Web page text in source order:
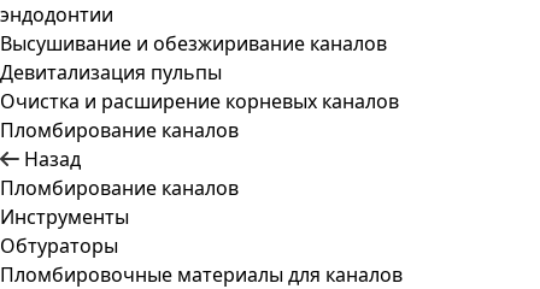
эндодонтии
Высушивание и обезжиривание каналов
Девитализация пульпы
Очистка и расширение корневых каналов
Пломбирование каналов
Назад
Пломбирование каналов
Инструменты
Обтураторы
Пломбировочные материалы для каналов